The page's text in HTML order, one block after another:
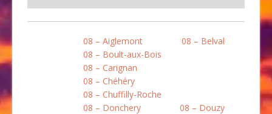
08 – Aiglemont
08 – Belval
08 – Boult-aux-Bois
08 – Carignan
08 – Chéhéry
08 – Chuffilly-Roche
08 – Donchery
08 – Douzy